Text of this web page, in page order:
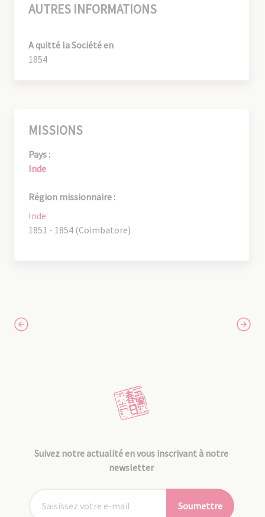
AUTRES INFORMATIONS
A quitté la Société en
1854
MISSIONS
Pays :
Inde
Région missionnaire :
Inde
1851 - 1854 (Coimbatore)
Suivez notre actualité en vous inscrivant à notre
newsletter
Soumettre